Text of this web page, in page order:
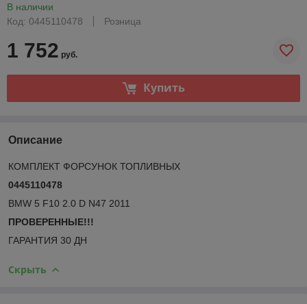
В наличии
Код: 0445110478
Розница
1 752 руб.
Купить
Описание
КОМПЛЕКТ ФОРСУНОК ТОПЛИВНЫХ
0445110478
BMW 5 F10 2.0 D N47 2011
ПРОВЕРЕННЫЕ!!!
ГАРАНТИЯ 30 ДН
Скрыть